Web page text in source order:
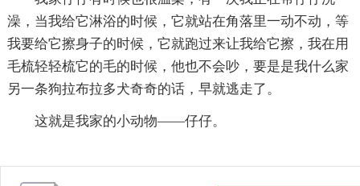
澡，当我给它淋浴的时候，它就站在角落里一动不动，等
我要给它擦身子的时候，它就跑过来让我给它擦，我在用
毛梳轻轻梳它的毛的时候，他也不会吵，要是是我什么家
另一条狗拉布拉多犬奇奇的话，早就逃走了。
这就是我家的小动物——仔仔。